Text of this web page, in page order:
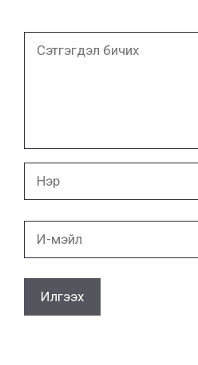
мэйл